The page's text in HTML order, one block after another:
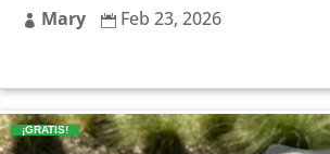
 Mary  Feb 23, 2026
¡GRATIS!